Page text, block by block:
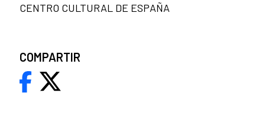
CENTRO CULTURAL DE ESPAÑA
COMPARTIR